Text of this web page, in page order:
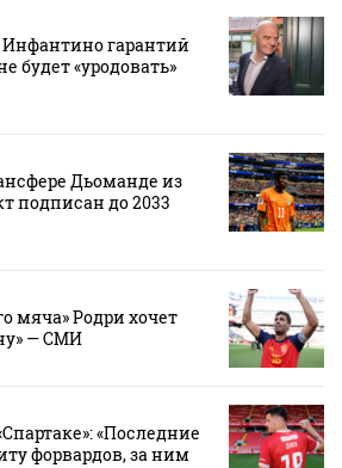
гарантий
будет «уродовать»
Дьоманде из
подписан до 2033
мяча» Родри хочет
— СМИ
«Последние
форвардов, за ним